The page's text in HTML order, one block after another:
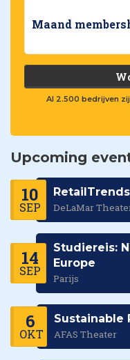
Maand
Al 2.500 bedrijven
Upcoming
10
SEP DeLaMar
14
SEP
Studiereis:
Europe
Parijs
6
OKT
Sustainable
AFAS Theater